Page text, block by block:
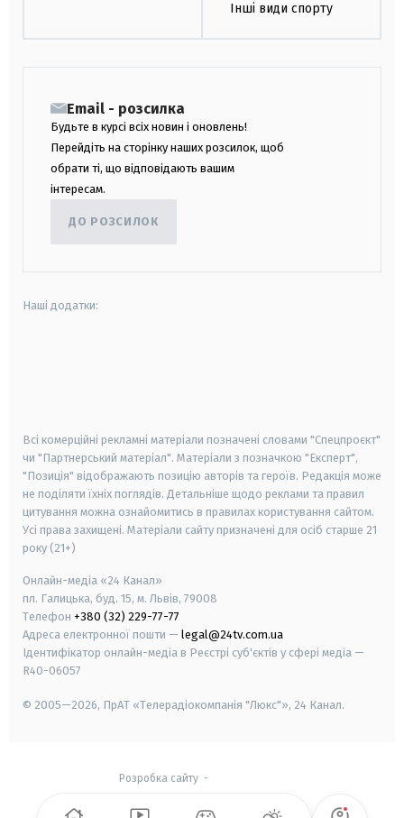
Інші види спорту
Email - розсилка
Будьте в курсі всіх новин і оновлень!
Перейдіть на сторінку наших розсилок, щоб
обрати ті, що відповідають вашим
інтересам.
ДО РОЗСИЛОК
Наші додатки:
Всі комерційні рекламні матеріали позначені словами "Спецпроєкт"
чи "Партнерський матеріал". Матеріали з позначкою "Експерт",
"Позиція" відображають позицію авторів та героїв. Редакція може
не поділяти їхніх поглядів. Детальніше щодо реклами та правил
цитування можна ознайомитись в правилах користування сайтом.
Усі права захищені. Матеріали сайту призначені для осіб старше 21
року (21+)
Онлайн-медіа «24 Канал»
пл. Галицька, буд. 15, м. Львів, 79008
Телефон +380 (32) 229-77-77
Адреса електронної пошти — legal@24tv.com.ua
Ідентифікатор онлайн-медіа в Реєстрі суб'єктів у сфері медіа —
R40-06057
© 2005—2026, ПрАТ «Телерадіокомпанія "Люкс"», 24 Канал.
Розробка сайту-